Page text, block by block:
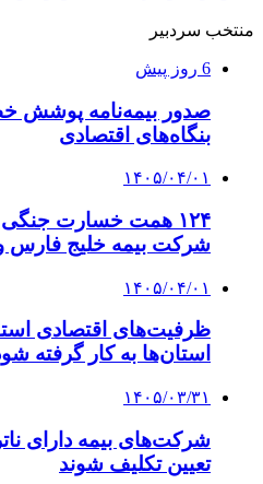
منتخب سردبیر
6 روز پیش
صدور بیمه‌نامه پوشش
بنگاه‌های اقتصادی
۱۴۰۵/۰۴/۰۱
۱۲۴ همت خسارت
شرکت بیمه خلیج فارس
۱۴۰۵/۰۴/۰۱
ظرفیت‌های اقتصادی
استان‌ها به کار گرفته
۱۴۰۵/۰۳/۳۱
شرکت‌های بیمه دارای
تعیین تکلیف شوند